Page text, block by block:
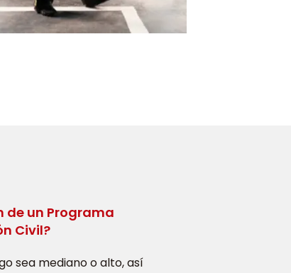
de un Programa
Civil?
sea mediano o alto, así